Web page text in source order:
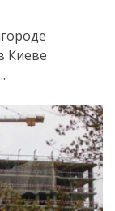
Киеве